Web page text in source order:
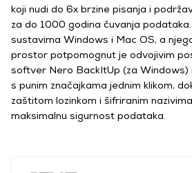
koji nudi do 6x brzine pisanja i
za do 1000 godina čuvanja
sustavima Windows i Mac OS, a
prostor potpomognut je odvojivim
softver Nero BackItUp (za Windows)
s punim značajkama jednim klikom,
zaštitom lozinkom i šifriranim
maksimalnu sigurnost podataka.